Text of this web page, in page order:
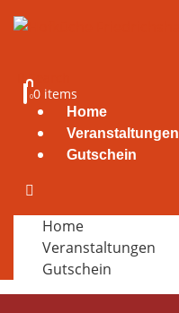
Search
00 items
Home
Veranstaltungen
Gutschein
Home
Veranstaltungen
Gutschein